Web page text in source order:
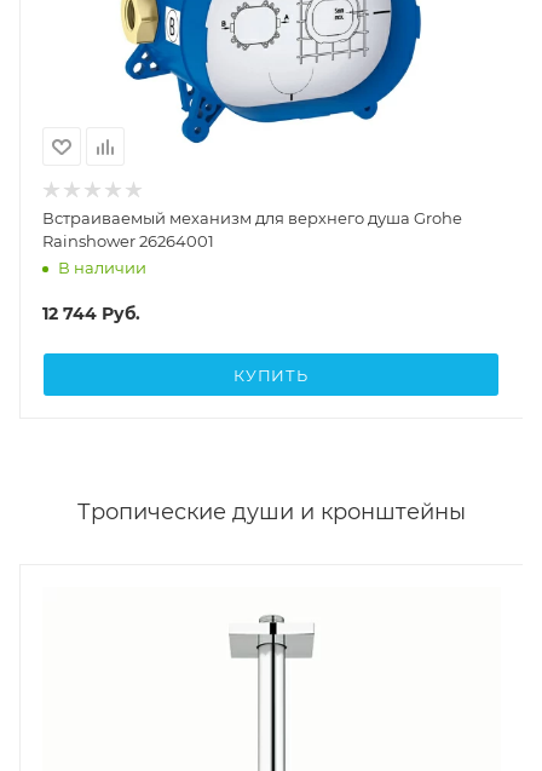
Встраиваемый механизм для верхнего душа Grohe
Rainshower 26264001
В наличии
12 744 Руб.
КУПИТЬ
Тропические души и кронштейны